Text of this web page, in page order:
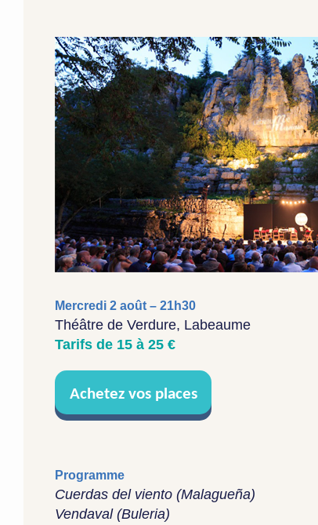
Mercredi 2 août – 21h30
Théâtre de Verdure, Labeaume
Tarifs de 15 à 25 €
Achetez vos places
Programme
Cuerdas del viento (Malagueña)
Vendaval (Buleria)